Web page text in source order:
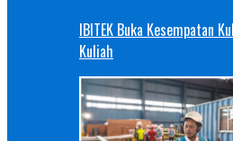
IBITEK Buka Kesempatan
Kuliah